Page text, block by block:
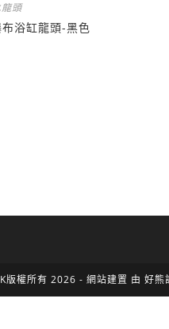
頭
浴缸龍頭-黑色
版權所有 2026 - 網站建置 由 好熊